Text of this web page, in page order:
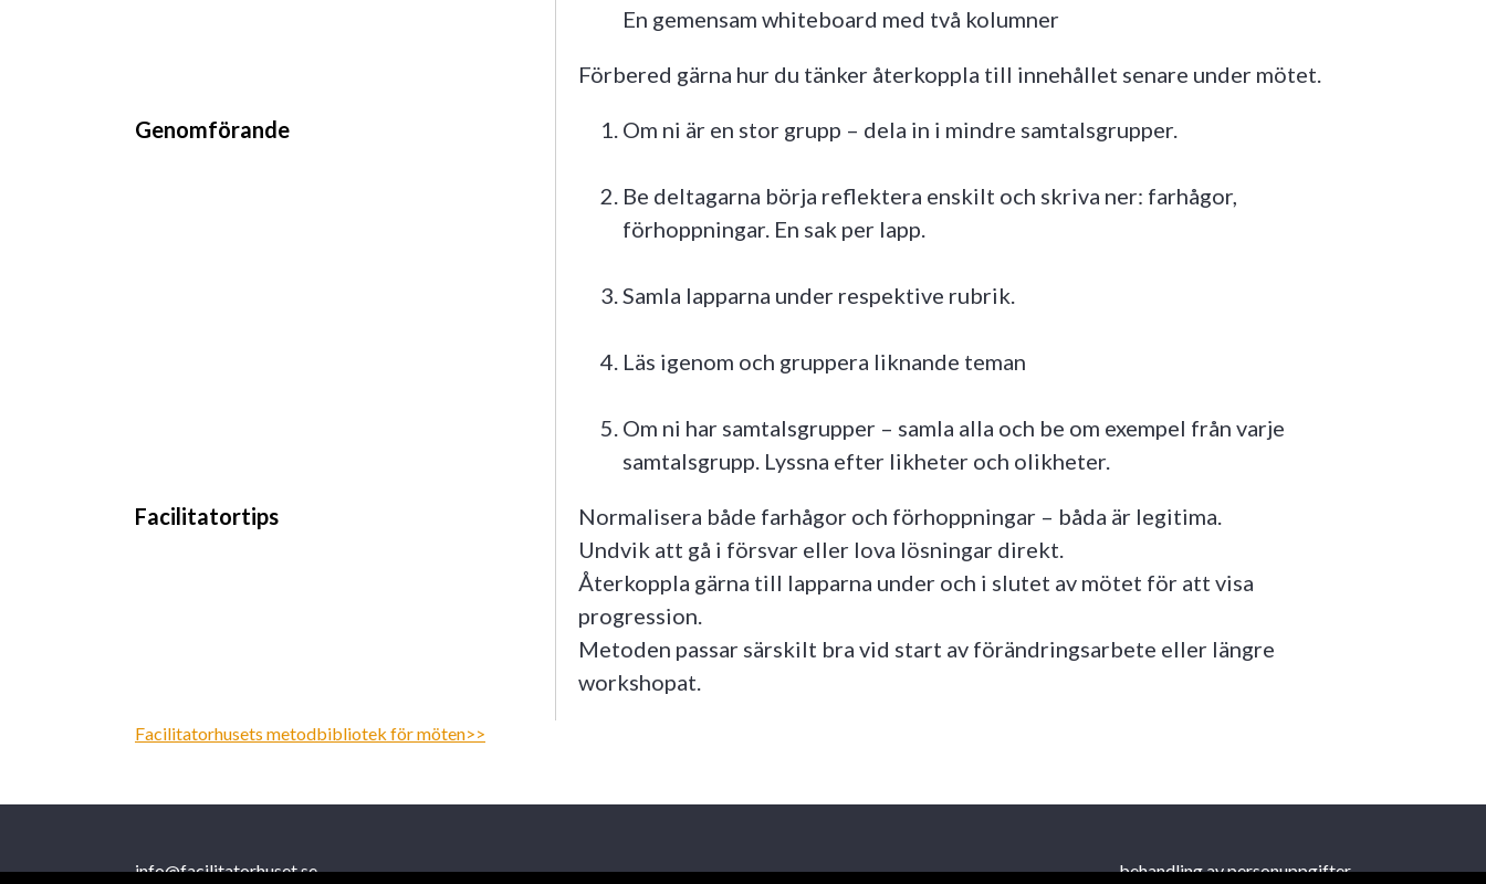
En gemensam whiteboard med två kolumner
Förbered gärna hur du tänker återkoppla till innehållet senare under mötet.
Genomförande Om ni är en stor grupp – dela in i mindre samtalsgrupper.
Be deltagarna börja reflektera enskilt och skriva ner: farhågor,
förhoppningar. En sak per lapp.
Samla lapparna under respektive rubrik.
Läs igenom och gruppera liknande teman
Om ni har samtalsgrupper – samla alla och be om exempel från varje
samtalsgrupp. Lyssna efter likheter och olikheter.
Facilitatortips
Normalisera både farhågor och förhoppningar – båda är legitima.
Undvik att gå i försvar eller lova lösningar direkt.
Återkoppla gärna till lapparna under och i slutet av mötet för att visa
progression.
Metoden passar särskilt bra vid start av förändringsarbete eller längre
workshopat.
Facilitatorhusets metodbibliotek för möten>>
info@facilitatorhuset.se behandling av personuppgifter